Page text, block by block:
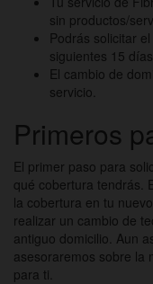
sin productos/
Podrás solicitar
siguientes 15 días.
El cambio de
servicio.
Primeros
El primer paso para
qué cobertura tendrás.
la cobertura en tu
realizar un cambio de
antiguo domicilio. Aun
asesoraremos sobre la
para ti.